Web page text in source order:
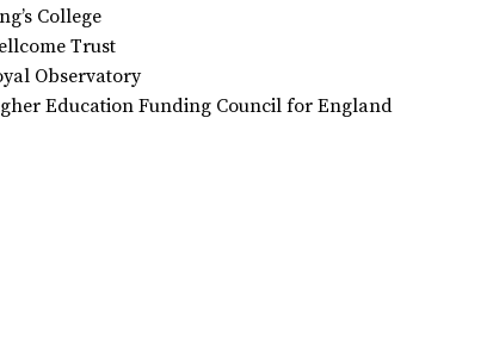
College
Trust
Observatory
Education Funding Council for England